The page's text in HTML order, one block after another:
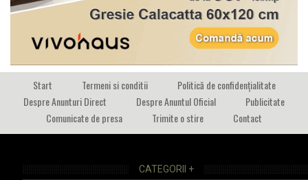
Start Termeni si conditii
Politică de confidențialitate
Despre Anunturi Direct
Despre Anuntul Oficial
Publicitate
Comunicate de presa
Trimite o stire Contact
CATEGORII +